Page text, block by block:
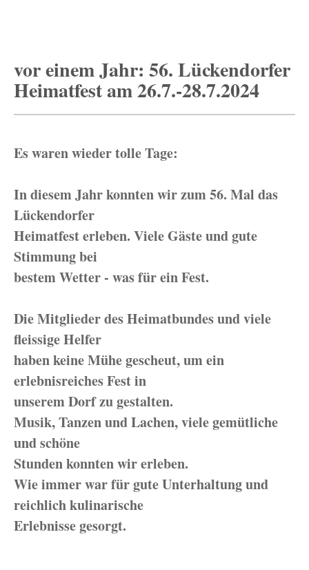
vor einem Jahr: 56. Lückendorfer
Heimatfest am 26.7.-28.7.2024
Es waren wieder tolle Tage:
In diesem Jahr konnten wir zum 56. Mal das
Lückendorfer
Heimatfest erleben. Viele Gäste und gute
Stimmung bei
bestem Wetter - was für ein Fest.
Die Mitglieder des Heimatbundes und viele
fleissige Helfer
haben keine Mühe gescheut, um ein
erlebnisreiches Fest in
unserem Dorf zu gestalten.
Musik, Tanzen und Lachen, viele gemütliche
und schöne
Stunden konnten wir erleben.
Wie immer war für gute Unterhaltung und
reichlich kulinarische
Erlebnisse gesorgt.